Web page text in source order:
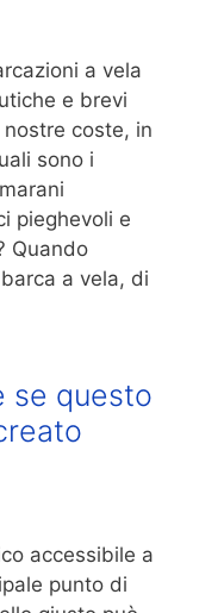
a vela
e brevi
coste, in
sono i
pieghevoli e
Quando
a vela, di
se questo
accessibile a
punto di